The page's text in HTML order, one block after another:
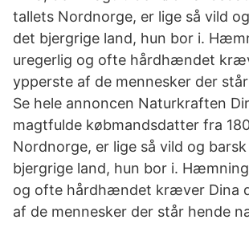
tallets Nordnorge, er lige så vild
det bjergrige land, hun bor i.
uregerlig og ofte hårdhændet
ypperste af de mennesker der
Se hele annoncen Naturkraften
magtfulde købmandsdatter fra
Nordnorge, er lige så vild og
bjergrige land, hun bor i.
og ofte hårdhændet kræver Dina
af de mennesker der står hende